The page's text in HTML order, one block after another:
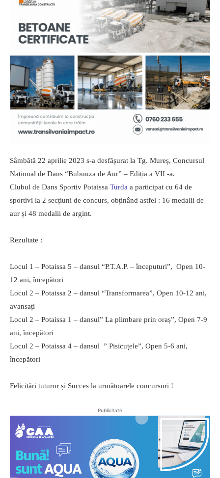
Sâmbătă 22 aprilie 2023 s-a desfășurat la Tg. Mureș, Concursul
Național de Dans “Bubuuza de Aur” – Ediția a VII -a.
Clubul de Dans Sportiv Potaissa Turda a participat cu 64 de
sportivi la 2 secțiuni de concurs, obținând astfel : 16 medalii de
aur și 48 medalii de argint.
Rezultate :
Locul 1 – Potaissa 5 – dansul “P.T.A.P. – începuturi”, Open 10-
12 ani, începători
Locul 2 – Potaissa 2 – dansul “Transformarea”, Open 10-12 ani,
avansați
Locul 2 – Potaissa 1 – dansul” La plimbare prin oraș”, Open 7-9
ani, începători
Locul 2 – Potaissa 4 – dansul ” Pisicuțele”, Open 5-6 ani,
începători
Felicitări tuturor și Succes la următoarele concursuri !
Publicitate